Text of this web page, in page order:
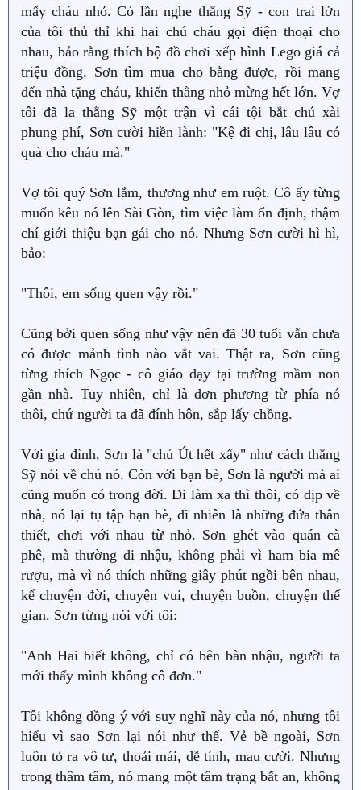
mấy cháu nhỏ. Có lần nghe thằng Sỹ - con trai lớn
của tôi thủ thỉ khi hai chú cháu gọi điện thoại cho
nhau, bảo rằng thích bộ đồ chơi xếp hình Lego giá cả
triệu đồng. Sơn tìm mua cho bằng được, rồi mang
đến nhà tặng cháu, khiến thằng nhỏ mừng hết lớn. Vợ
tôi đã la thằng Sỹ một trận vì cái tội bắt chú xài
phung phí, Sơn cười hiền lành: "Kệ đi chị, lâu lâu có
quà cho cháu mà."
Vợ tôi quý Sơn lắm, thương như em ruột. Cô ấy từng
muốn kêu nó lên Sài Gòn, tìm việc làm ổn định, thậm
chí giới thiệu bạn gái cho nó. Nhưng Sơn cười hì hì,
bảo:
"Thôi, em sống quen vậy rồi."
Cũng bởi quen sống như vậy nên đã 30 tuổi vẫn chưa
có được mảnh tình nào vắt vai. Thật ra, Sơn cũng
từng thích Ngọc - cô giáo dạy tại trường mầm non
gần nhà. Tuy nhiên, chỉ là đơn phương từ phía nó
thôi, chứ người ta đã đính hôn, sắp lấy chồng.
Với gia đình, Sơn là "chú Út hết xẩy" như cách thằng
Sỹ nói về chú nó. Còn với bạn bè, Sơn là người mà ai
cũng muốn có trong đời. Đi làm xa thì thôi, có dịp về
nhà, nó lại tụ tập bạn bè, dĩ nhiên là những đứa thân
thiết, chơi với nhau từ nhỏ. Sơn ghét vào quán cà
phê, mà thường đi nhậu, không phải vì ham bia mê
rượu, mà vì nó thích những giây phút ngồi bên nhau,
kể chuyện đời, chuyện vui, chuyện buồn, chuyện thế
gian. Sơn từng nói với tôi:
"Anh Hai biết không, chỉ có bên bàn nhậu, người ta
mới thấy mình không cô đơn."
Tôi không đồng ý với suy nghĩ này của nó, nhưng tôi
hiểu vì sao Sơn lại nói như thế. Vẻ bề ngoài, Sơn
luôn tỏ ra vô tư, thoải mái, dễ tính, mau cười. Nhưng
trong thâm tâm, nó mang một tâm trạng bất an, không